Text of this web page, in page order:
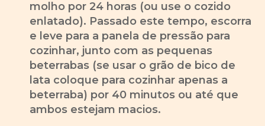
molho por 24 horas (ou use o cozido
enlatado). Passado este tempo, escorra
e leve para a panela de pressão para
cozinhar, junto com as pequenas
beterrabas (se usar o grão de bico de
lata coloque para cozinhar apenas a
beterraba) por 40 minutos ou até que
ambos estejam macios.